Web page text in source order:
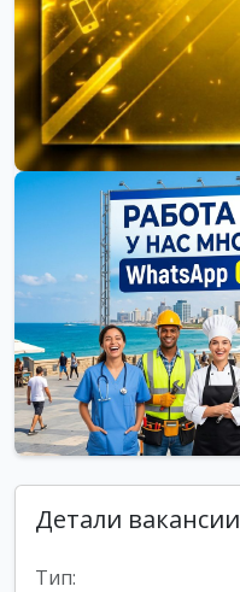
Детали вакансии
Тип: